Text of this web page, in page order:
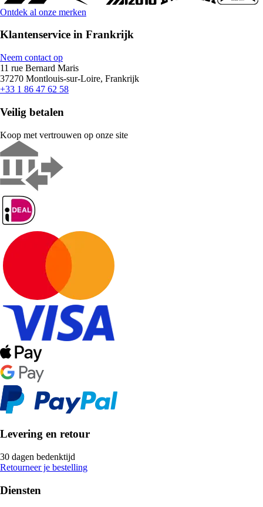
Ontdek al onze merken
Klantenservice in Frankrijk
Neem contact op
11 rue Bernard Maris
37270 Montlouis-sur-Loire, Frankrijk
+33 1 86 47 62 58
Veilig betalen
Koop met vertrouwen op onze site
Levering en retour
30 dagen bedenktijd
Retourneer je bestelling
Diensten